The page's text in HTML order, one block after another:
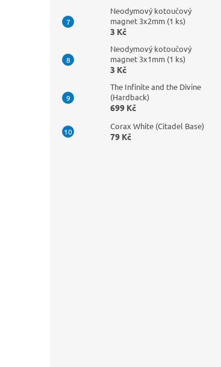
Neodymový kotoučový
magnet 3x2mm (1 ks)
3 Kč
Neodymový kotoučový
magnet 3x1mm (1 ks)
3 Kč
The Infinite and the Divine
(Hardback)
699 Kč
Corax White (Citadel Base)
79 Kč